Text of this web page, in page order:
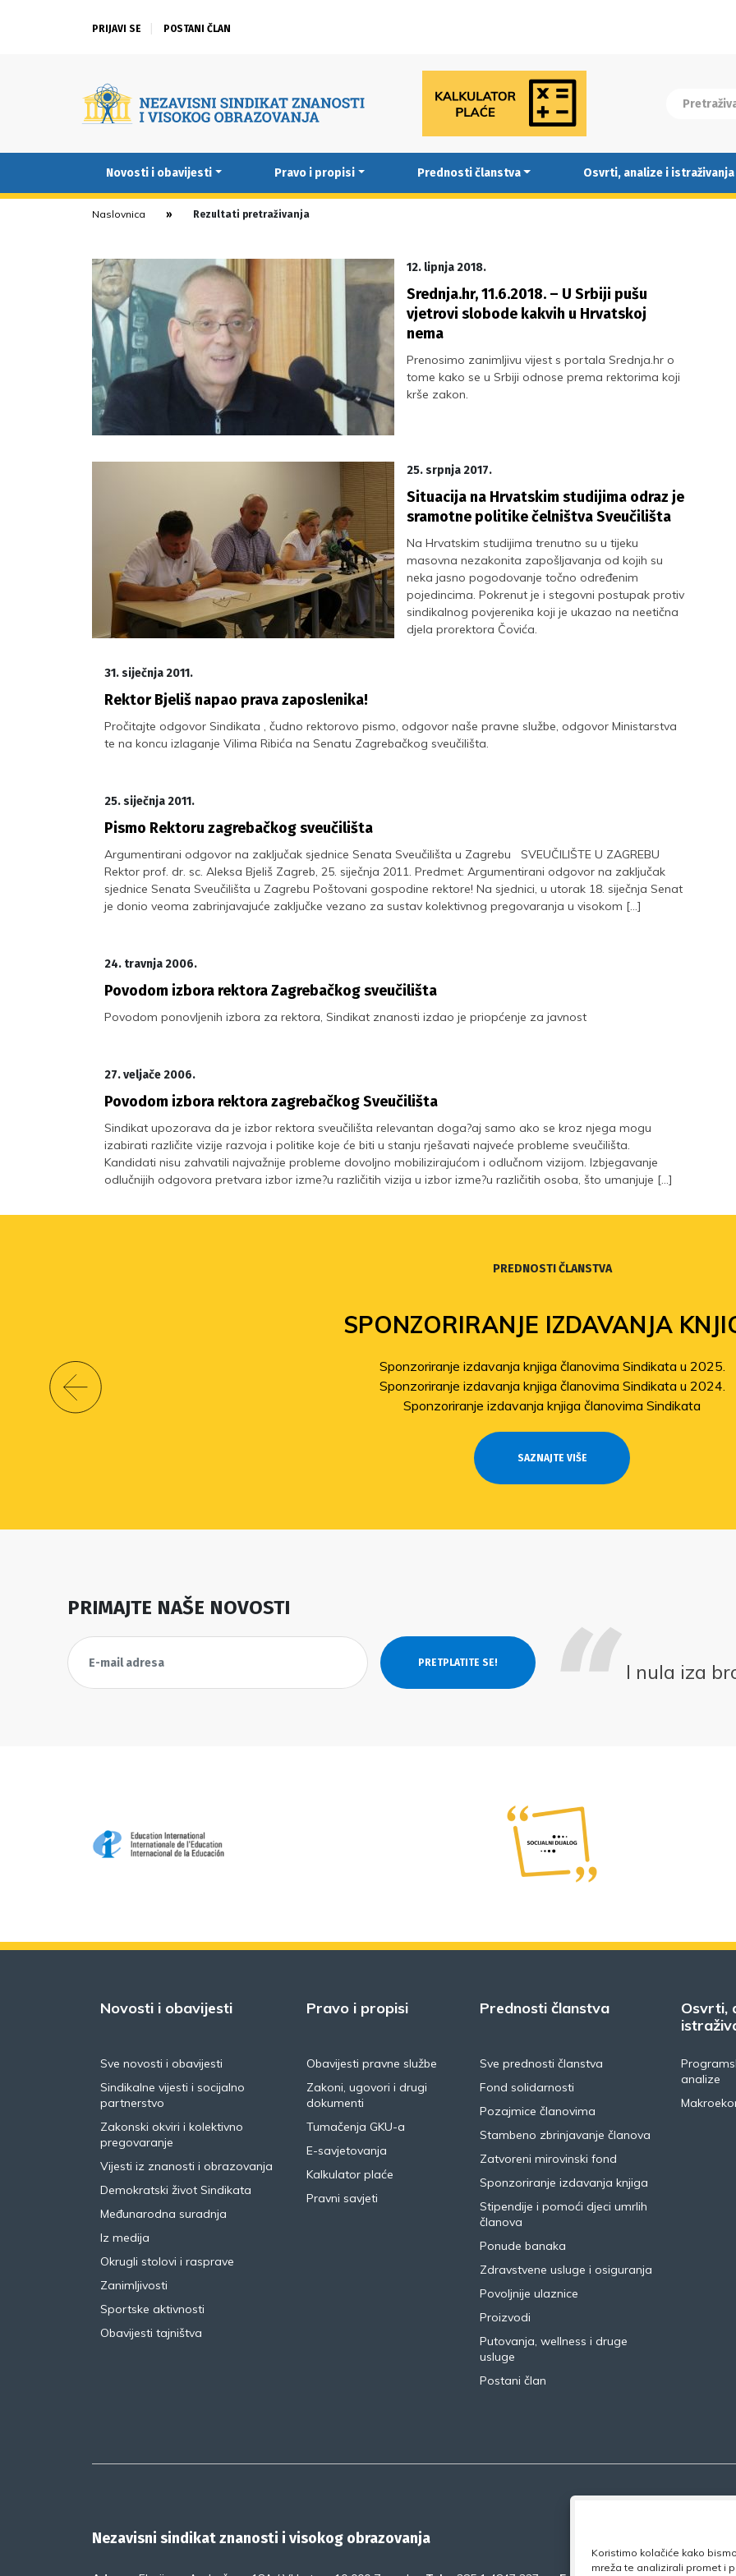
Koristimo kolačiće kako
mreža te analizirali promet i
PRIJAVI SE POSTANI ČLAN
Novosti i obavijesti Pravo i propisi Prednosti članstva Osvrti, analize i istraživanja
Naslovnica Rezultati pretraživanja
12. lipnja 2018.
Srednja.hr, 11.6.2018. – U Srbiji pušu
vjetrovi slobode kakvih u Hrvatskoj
nema
Prenosimo zanimljivu vijest s portala Srednja.hr o
tome kako se u Srbiji odnose prema rektorima koji
krše zakon.
25. srpnja 2017.
Situacija na Hrvatskim studijima odraz je
sramotne politike čelništva Sveučilišta
Na Hrvatskim studijima trenutno su u tijeku
masovna nezakonita zapošljavanja od kojih su
neka jasno pogodovanje točno određenim
pojedincima. Pokrenut je i stegovni postupak protiv
sindikalnog povjerenika koji je ukazao na neetična
djela prorektora Čovića.
31. siječnja 2011.
Rektor Bjeliš napao prava zaposlenika!
Pročitajte odgovor Sindikata , čudno rektorovo pismo, odgovor naše pravne službe, odgovor Ministarstva
te na koncu izlaganje Vilima Ribića na Senatu Zagrebačkog sveučilišta.
25. siječnja 2011.
Pismo Rektoru zagrebačkog sveučilišta
Argumentirani odgovor na zaključak sjednice Senata Sveučilišta u Zagrebu SVEUČILIŠTE U ZAGREBU
Rektor prof. dr. sc. Aleksa Bjeliš Zagreb, 25. siječnja 2011. Predmet: Argumentirani odgovor na zaključak
sjednice Senata Sveučilišta u Zagrebu Poštovani gospodine rektore! Na sjednici, u utorak 18. siječnja Senat
je donio veoma zabrinjavajuće zaključke vezano za sustav kolektivnog pregovaranja u visokom […]
24. travnja 2006.
Povodom izbora rektora Zagrebačkog sveučilišta
Povodom ponovljenih izbora za rektora, Sindikat znanosti izdao je priopćenje za javnost
27. veljače 2006.
Povodom izbora rektora zagrebačkog Sveučilišta
Sindikat upozorava da je izbor rektora sveučilišta relevantan doga?aj samo ako se kroz njega mogu
izabirati različite vizije razvoja i politike koje će biti u stanju rješavati najveće probleme sveučilišta.
Kandidati nisu zahvatili najvažnije probleme dovoljno mobilizirajućom i odlučnom vizijom. Izbjegavanje
odlučnijih odgovora pretvara izbor izme?u različitih vizija u izbor izme?u različitih osoba, što umanjuje […]
PREDNOSTI ČLANSTVA
SPONZORIRANJE IZDAVANJA
Sponzoriranje izdavanja knjiga članovima Sindikata u 2025.
Sponzoriranje izdavanja knjiga članovima Sindikata u 2024.
Sponzoriranje izdavanja knjiga članovima Sindikata
SAZNAJTE VIŠE
PRIMAJTE NAŠE NOVOSTI
I nula iza
Novosti i obavijesti
Sve novosti i obavijesti
Sindikalne vijesti i socijalno
partnerstvo
Zakonski okviri i kolektivno
pregovaranje
Vijesti iz znanosti i obrazovanja
Demokratski život Sindikata
Međunarodna suradnja
Iz medija
Okrugli stolovi i rasprave
Zanimljivosti
Sportske aktivnosti
Obavijesti tajništva
Pravo i propisi
Obavijesti pravne službe
Zakoni, ugovori i drugi
dokumenti
Tumačenja GKU-a
E-savjetovanja
Kalkulator plaće
Pravni savjeti
Prednosti članstva
Sve prednosti članstva
Fond solidarnosti
Pozajmice članovima
Stambeno zbrinjavanje članova
Zatvoreni mirovinski fond
Sponzoriranje izdavanja knjiga
Stipendije i pomoći djeci umrlih
članova
Ponude banaka
Zdravstvene usluge i osiguranja
Povoljnije ulaznice
Proizvodi
Putovanja, wellness i druge
usluge
Postani član
Osvrti,
analize
Nezavisni sindikat znanosti i visokog obrazovanja